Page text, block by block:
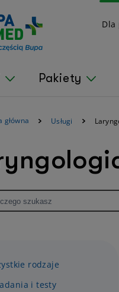
Dla
Pakiety
główna Usługi
rodzaje
i testy